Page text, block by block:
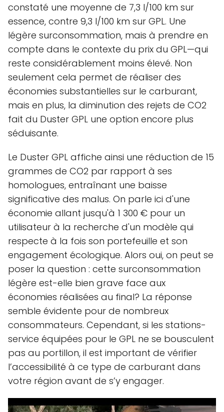
constaté une moyenne de 7,3 l/100 km sur
essence, contre 9,3 l/100 km sur GPL. Une
légère surconsommation, mais à prendre en
compte dans le contexte du prix du GPL—qui
reste considérablement moins élevé. Non
seulement cela permet de réaliser des
économies substantielles sur le carburant,
mais en plus, la diminution des rejets de CO2
fait du Duster GPL une option encore plus
séduisante.
Le Duster GPL affiche ainsi une réduction de 15
grammes de CO2 par rapport à ses
homologues, entraînant une baisse
significative des malus. On parle ici d'une
économie allant jusqu'à 1 300 € pour un
utilisateur à la recherche d'un modèle qui
respecte à la fois son portefeuille et son
engagement écologique. Alors oui, on peut se
poser la question : cette surconsommation
légère est-elle bien grave face aux
économies réalisées au final? La réponse
semble évidente pour de nombreux
consommateurs. Cependant, si les stations-
service équipées pour le GPL ne se bousculent
pas au portillon, il est important de vérifier
l’accessibilité à ce type de carburant dans
votre région avant de s’y engager.